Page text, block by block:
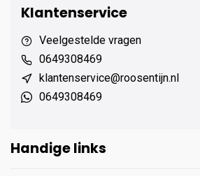
Klantenservice
Veelgestelde vragen
0649308469
klantenservice@roosentijn.nl
0649308469
Handige links